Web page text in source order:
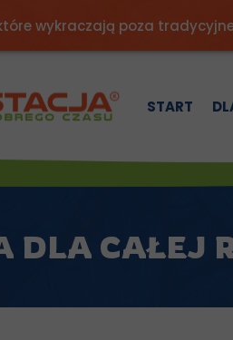
START
wykraczają poza
DLA CAŁEJ